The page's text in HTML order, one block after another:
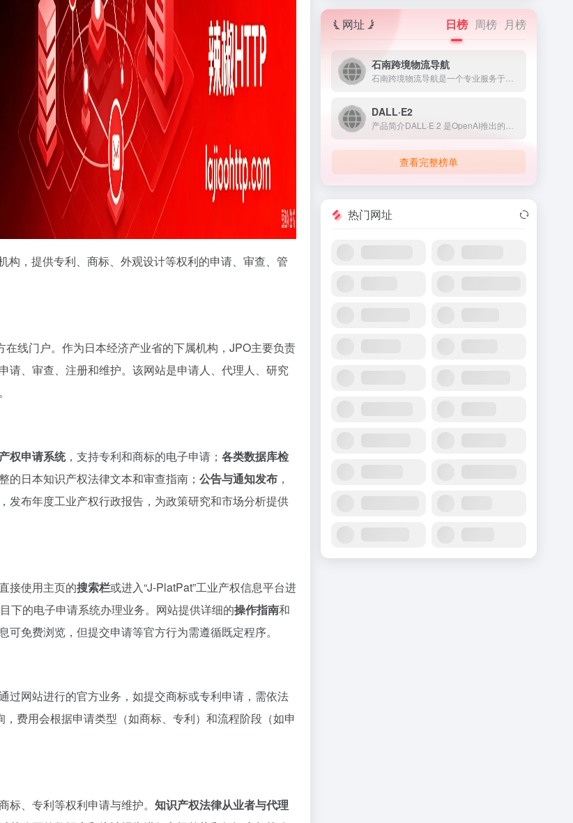
，提供专利、商标、外观设计等权利的申请、审查、管
线门户。作为日本经济产业省的下属机构，JPO主要负责
请、审查、注册和维护。该网站是申请人、代理人、研究
权申请系统，支持专利和商标的电子申请； 各类数据库检
的日本知识产权法律文本和审查指南； 公告与通知发布 ，
发布年度工业产权行政报告，为政策研究和市场分析提供
接使用主页的搜索栏或进入“J-PlatPat”工业产权信息平台进
下的电子申请系统办理业务。网站提供详细的操作指南和
免费浏览，但提交申请等官方行为需遵循既定程序。
过网站进行的官方业务，如提交商标或专利申请，需依法
费用会根据申请类型（如商标、专利）和流程阶段（如申
标、专利等权利申请与维护。 知识产权法律从业者与代理
网址 日榜 周榜 月榜
石南跨境物流导航
DALL·E2
查看完整榜单
热门网址